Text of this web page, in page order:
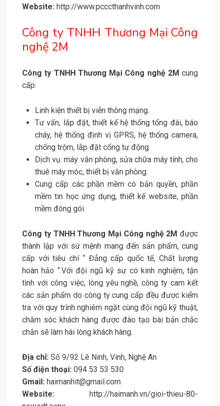
Website: http://www.pcccthanhvinh.com
Công ty TNHH Thương Mại Công
nghệ 2M
Công ty TNHH Thương Mại Công nghệ 2M cung
cấp:
Linh kiện thiết bị viễn thông mạng.
Tư vấn, lắp đặt, thiết kế hệ thống tổng đài, báo
cháy, hệ thống định vị GPRS, hệ thống camera,
chống trộm, lắp đặt cổng tự động.
Dịch vụ: máy văn phòng, sửa chữa máy tính, cho
thuê máy móc, thiết bị văn phòng.
Cung cấp các phần mềm có bản quyền, phần
mềm tin học ứng dụng, thiết kế website, phần
mềm đóng gói.
Công ty TNHH Thương Mại Công nghệ 2M được
thành lập với sứ mệnh mang đến sản phẩm, cung
cấp với tiêu chí “ Đẳng cấp quốc tế, Chất lượng
hoàn hảo “.Với đội ngũ kỹ sư có kinh nghiệm, tận
tình với công việc, lòng yêu nghề, công ty cam kết
các sản phẩm do công ty cung cấp đều được kiểm
tra với quy trình nghiêm ngặt cùng đội ngũ kỹ thuật,
chăm sóc khách hàng được đào tạo bài bản chắc
chắn sẽ làm hài lòng khách hàng.
Địa chỉ: Số 9/92 Lê Ninh, Vinh, Nghệ An
Số điện thoại: 094 53 53 530
Gmail: haimanhit@gmail.com
Website:
http://haimanh.vn/gioi-thieu-80-